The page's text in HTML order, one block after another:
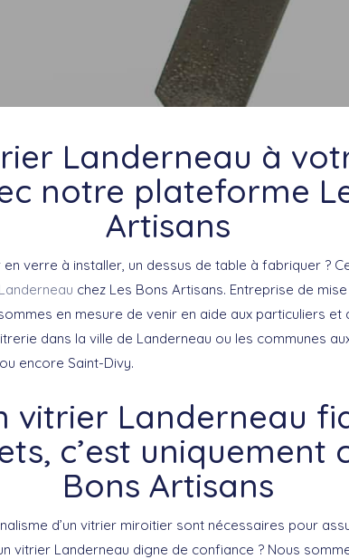
Landerneau à
notre plateforme
Artisans
en verre à installer, un dessus de table à fabriquer ?
Landerneau chez Les Bons Artisans. Entreprise de
en mesure de venir en aide aux particuliers
dans la ville de Landerneau ou les communes
encore Saint-Divy.
vitrier Landerneau
c’est uniquement
Bons Artisans
d’un vitrier miroitier sont nécessaires pour
vitrier Landerneau digne de confiance ? Nous